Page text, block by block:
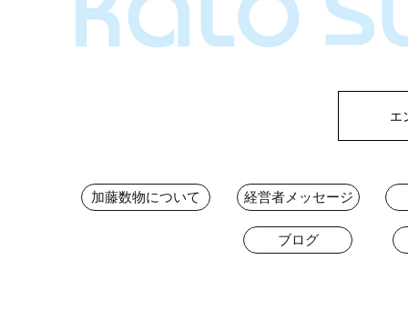
エ
加藤数物について 経営者メッセージ
ブログ